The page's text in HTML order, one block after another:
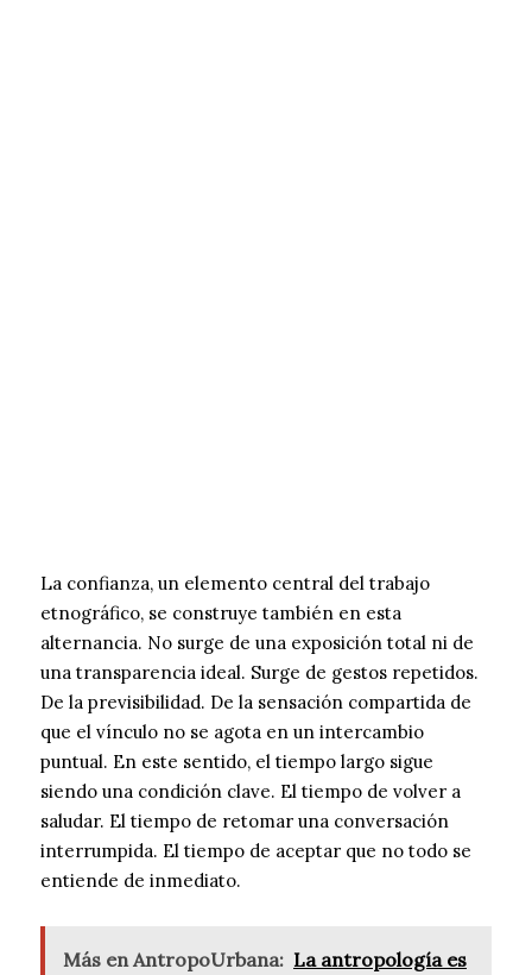
La confianza, un elemento central del trabajo
etnográfico, se construye también en esta
alternancia. No surge de una exposición total ni de
una transparencia ideal. Surge de gestos repetidos.
De la previsibilidad. De la sensación compartida de
que el vínculo no se agota en un intercambio
puntual. En este sentido, el tiempo largo sigue
siendo una condición clave. El tiempo de volver a
saludar. El tiempo de retomar una conversación
interrumpida. El tiempo de aceptar que no todo se
entiende de inmediato.
Más en AntropoUrbana: La antropología es